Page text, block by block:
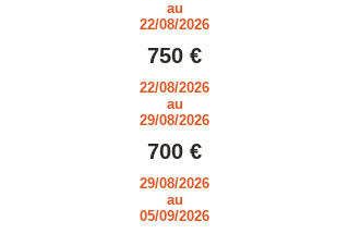
au
22/08/2026
750 €
22/08/2026
au
29/08/2026
700 €
29/08/2026
au
05/09/2026